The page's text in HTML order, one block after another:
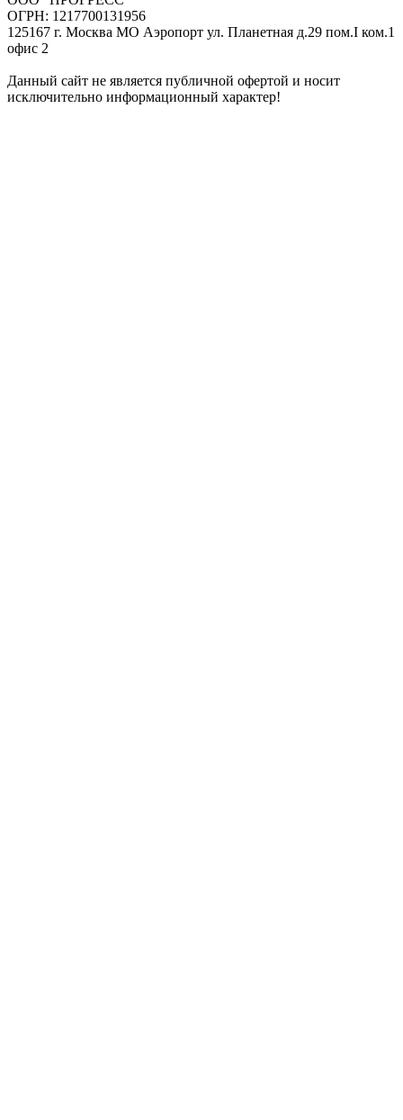
ОГРН: 1217700131956
125167 г. Москва МО Аэропорт ул. Планетная д.29 пом.I ком.1
офис 2
Данный сайт не является публичной офертой и носит
исключительно информационный характер!